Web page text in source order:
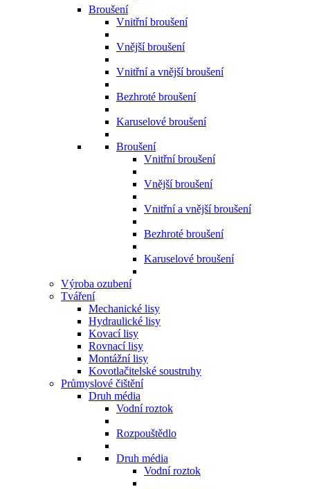
Broušení
Vnitřní broušení
Vnější broušení
Vnitřní a vnější broušení
Bezhroté broušení
Karuselové broušení
Broušení
Vnitřní broušení
Vnější broušení
Vnitřní a vnější broušení
Bezhroté broušení
Karuselové broušení
Výroba ozubení
Tváření
Mechanické lisy
Hydraulické lisy
Kovací lisy
Rovnací lisy
Montážní lisy
Kovotlačitelské soustruhy
Průmyslové čištění
Druh média
Vodní roztok
Rozpouštědlo
Druh média
Vodní roztok